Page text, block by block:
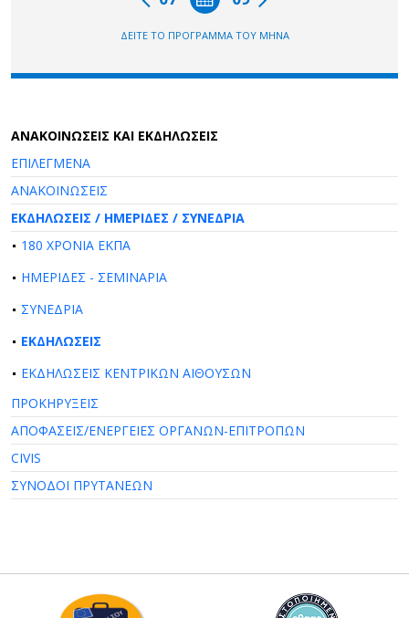
ΔΕΙΤΕ ΤΟ ΠΡΟΓΡΑΜΜΑ ΤΟΥ ΜΗΝΑ
AΝΑΚΟΙΝΩΣΕΙΣ ΚΑΙ ΕΚΔΗΛΩΣΕΙΣ
ΕΠΙΛΕΓΜΕΝΑ
ΑΝΑΚΟΙΝΩΣΕΙΣ
ΕΚΔΗΛΩΣΕΙΣ / ΗΜΕΡΙΔΕΣ / ΣΥΝΕΔΡΙΑ
180 ΧΡΟΝΙΑ ΕΚΠΑ
ΗΜΕΡΙΔΕΣ - ΣΕΜΙΝΑΡΙΑ
ΣΥΝΕΔΡΙΑ
ΕΚΔΗΛΩΣΕΙΣ
ΕΚΔΗΛΩΣΕΙΣ ΚΕΝΤΡΙΚΩΝ ΑΙΘΟΥΣΩΝ
ΠΡΟΚΗΡΥΞΕΙΣ
ΑΠΟΦΑΣΕΙΣ/ΕΝΕΡΓΕΙΕΣ ΟΡΓΑΝΩΝ-ΕΠΙΤΡΟΠΩΝ
CIVIS
ΣΥΝΟΔΟΙ ΠΡΥΤΑΝΕΩΝ